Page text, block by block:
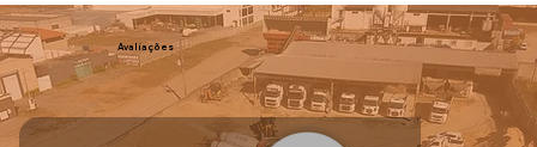
Avaliações